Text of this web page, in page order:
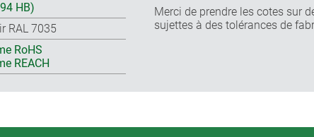
HB)
RAL 7035
RoHS
REACH
Merci de prendre les cotes sur
sujettes à des tolérances de